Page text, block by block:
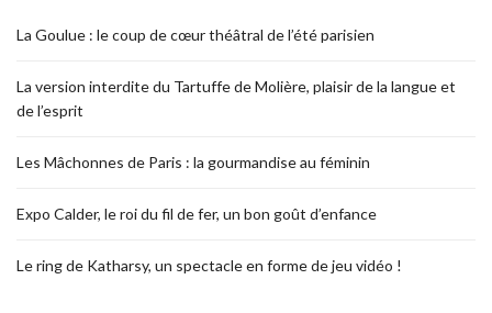
La Goulue : le coup de cœur théâtral de l’été parisien
La version interdite du Tartuffe de Molière, plaisir de la langue et
de l’esprit
Les Mâchonnes de Paris : la gourmandise au féminin
Expo Calder, le roi du fil de fer, un bon goût d’enfance
Le ring de Katharsy, un spectacle en forme de jeu vidéo !